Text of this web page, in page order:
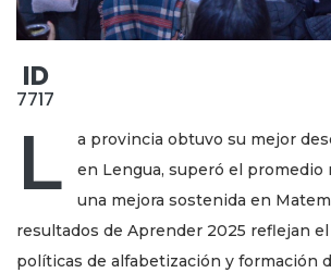
ID
7717
L
a provincia obtuvo su mejor
en Lengua, superó el promedio
una mejora sostenida en
resultados de Aprender 2025 reflejan
políticas de alfabetización y formación